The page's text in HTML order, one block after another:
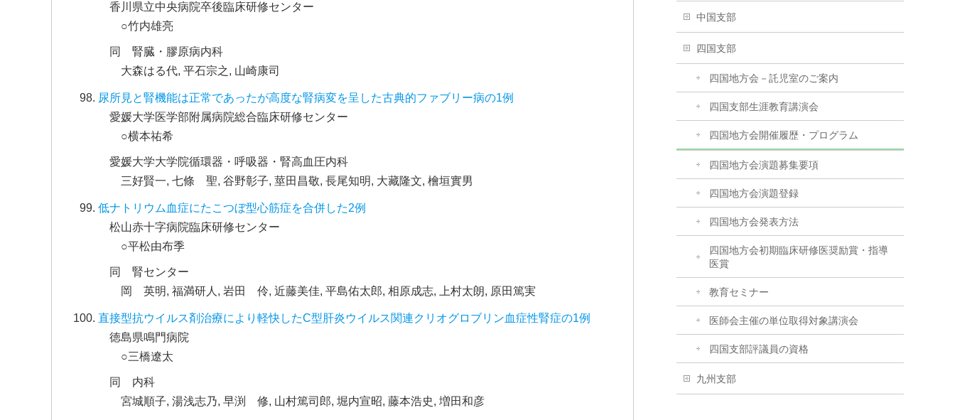
香川県立中央病院卒後臨床研修センター
○竹内雄亮
同 腎臓・膠原病内科
大森はる代, 平石宗之, 山崎康司
尿所見と腎機能は正常であったが高度な腎病変を呈した古典的ファブリー病の1例
愛媛大学医学部附属病院総合臨床研修センター
○横本祐希
愛媛大学大学院循環器・呼吸器・腎高血圧内科
三好賢一, 七條 聖, 谷野彰子, 莖田昌敬, 長尾知明, 大藏隆文, 檜垣實男
低ナトリウム血症にたこつぼ型心筋症を合併した2例
松山赤十字病院臨床研修センター
○平松由布季
同 腎センター
岡 英明, 福満研人, 岩田 伶, 近藤美佳, 平島佑太郎, 相原成志, 上村太朗, 原田篤実
直接型抗ウイルス剤治療により軽快したC型肝炎ウイルス関連クリオグロブリン血症性腎症の1例
徳島県鳴門病院
○三橋遼太
同 内科
宮城順子, 湯浅志乃, 早渕 修, 山村篤司郎, 堀内宣昭, 藤本浩史, 増田和彦
中国支部
四国支部
四国地方会－託児室のご案内
四国支部生涯教育講演会
四国地方会開催履歴・プログラム
四国地方会演題募集要項
四国地方会演題登録
四国地方会発表方法
四国地方会初期臨床研修医奨励賞・指導
医賞
教育セミナー
医師会主催の単位取得対象講演会
四国支部評議員の資格
九州支部